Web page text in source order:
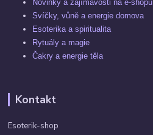
Novinky a zajímavosti na e-shopu
Svíčky, vůně a energie domova
Esoterika a spiritualita
Rytuály a magie
Čakry a energie těla
Kontakt
Esoterik-shop